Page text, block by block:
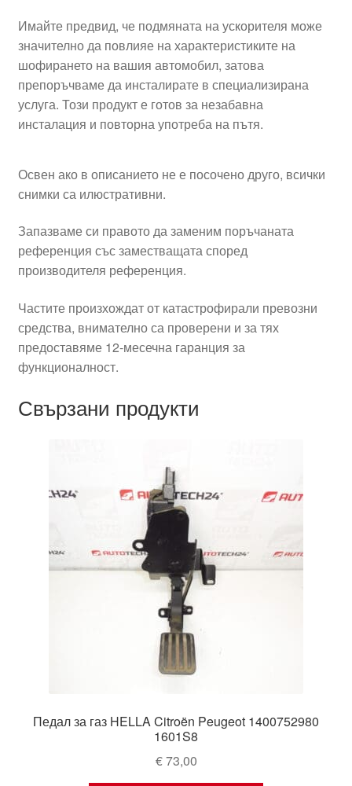
Имайте предвид, че подмяната на ускорителя може
значително да повлияе на характеристиките на
шофирането на вашия автомобил, затова
препоръчваме да инсталирате в специализирана
услуга. Този продукт е готов за незабавна
инсталация и повторна употреба на пътя.
Освен ако в описанието не е посочено друго, всички
снимки са илюстративни.
Запазваме си правото да заменим поръчаната
референция със заместващата според
производителя референция.
Частите произхождат от катастрофирали превозни
средства, внимателно са проверени и за тях
предоставяме 12-месечна гаранция за
функционалност.
Свързани продукти
Педал за газ HELLA Citroën Peugeot 1400752980
1601S8
€73,00